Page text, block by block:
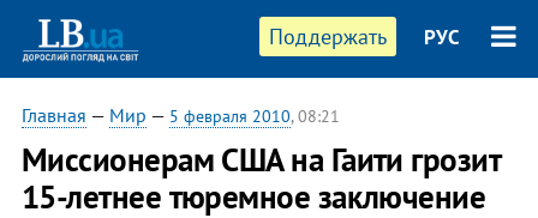
Поддержать РУС
Главная — Мир — 5 февраля 2010, 08:21
Миссионерам США на Гаити грозит
15-летнее тюремное заключение